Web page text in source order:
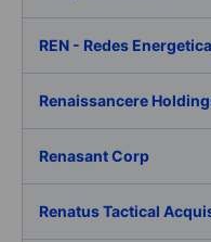
REN - Redes
Renaissancere
Renasant Corp
Renatus Tactical